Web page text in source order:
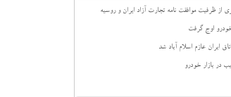
از ظرفیت موافقت نامه تجارت آزاد ایران و روسیه
اوج گرفت
ایران عازم اسلام آباد شد
در بازار خودرو